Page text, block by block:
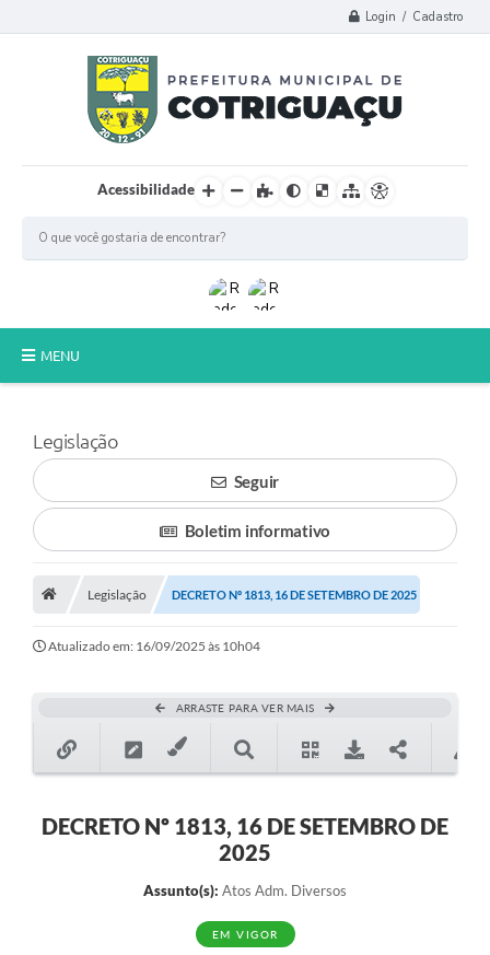
Login / Cadastro
Acessibilidade
MENU
Poder Legislativo
A Prefeitura
Município
Galeria de Fotos
Ouvidoria
Legislação
Seguir
Boletim informativo
Legislação DECRETO Nº 1813, 16 DE SETEMBRO DE 2025
Atualizado em: 16/09/2025 às 10h04
ARRASTE PARA VER MAIS
DECRETO Nº 1813, 16 DE SETEMBRO DE
2025
Assunto(s): Atos Adm. Diversos
EM VIGOR